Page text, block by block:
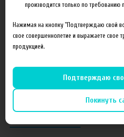
Описание
Похожие товары
производится только по требованию
Нажимая на кнопку "Подтверждаю свой
свое совершеннолетие и выражаете свое
продукцией.
Подтверждаю
Покинуть